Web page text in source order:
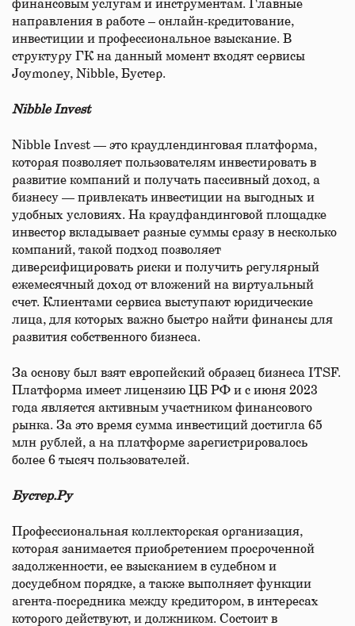
финансовым услугам и инструментам. Главные
направления в работе – онлайн-кредитование,
инвестиции и профессиональное взыскание. В
структуру ГК на данный момент входят сервисы
Joymoney, Nibble, Бустер.
Nibble Invest
Nibble Invest — это краудлендинговая платформа,
которая позволяет пользователям инвестировать в
развитие компаний и получать пассивный доход, а
бизнесу — привлекать инвестиции на выгодных и
удобных условиях. На краудфандинговой площадке
инвестор вкладывает разные суммы сразу в несколько
компаний, такой подход позволяет
диверсифицировать риски и получить регулярный
ежемесячный доход от вложений на виртуальный
счет. Клиентами сервиса выступают юридические
лица, для которых важно быстро найти финансы для
развития собственного бизнеса.
За основу был взят европейский образец бизнеса ITSF.
Платформа имеет лицензию ЦБ РФ и с июня 2023
года является активным участником финансового
рынка. За это время сумма инвестиций достигла 65
млн рублей, а на платформе зарегистрировалось
более 6 тысяч пользователей.
Бустер.Ру
Профессиональная коллекторская организация,
которая занимается приобретением просроченной
задолженности, ее взысканием в судебном и
досудебном порядке, а также выполняет функции
агента-посредника между кредитором, в интересах
которого действуют, и должником. Состоит в